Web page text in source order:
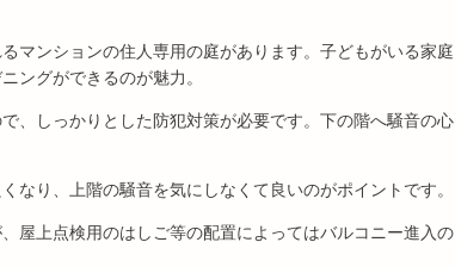
マンションの住人専用の庭があります。子どもがいる家庭
ングができるのが魅力。
、しっかりとした防犯対策が必要です。下の階へ騒音の心
なり、上階の騒音を気にしなくて良いのがポイントです。
屋上点検用のはしご等の配置によってはバルコニー進入の